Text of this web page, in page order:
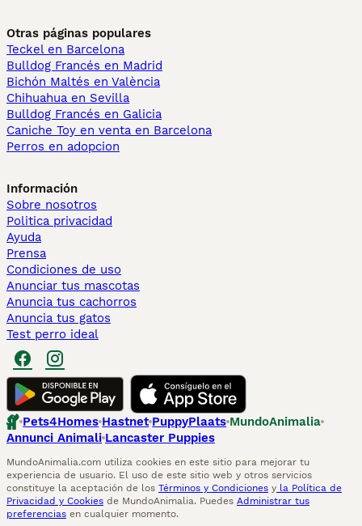
Otras páginas populares
Teckel en Barcelona
Bulldog Francés en Madrid
Bichón Maltés en València
Chihuahua en Sevilla
Bulldog Francés en Galicia
Caniche Toy en venta en Barcelona
Perros en adopcion
Información
Sobre nosotros
Politica privacidad
Ayuda
Prensa
Condiciones de uso
Anunciar tus mascotas
Anuncia tus cachorros
Anuncia tus gatos
Test perro ideal
Pets4Homes Hastnet PuppyPlaats MundoAnimalia
Annunci Animali Lancaster Puppies
MundoAnimalia.com utiliza cookies en este sitio para mejorar tu
experiencia de usuario. El uso de este sitio web y otros servicios
constituye la aceptación de los Términos y Condiciones y la Política de
Privacidad y Cookies de MundoAnimalia. Puedes Administrar tus
preferencias en cualquier momento.